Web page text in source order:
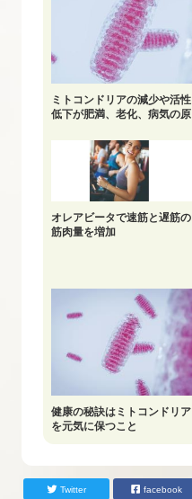
ミトコンドリアの減少や活性
低下が肥満、老化、病気の原
オレアビータで速筋と遅筋の
筋肉量を増加
健康の秘訣はミトコンドリア
を元気に保つこと
Twitter facebook